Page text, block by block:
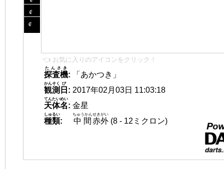
👈 お気に入りのアイコンをクリック！
探査機
たんさき
:
「あかつき」
観測
かんそく
日
び
: 2017年02月03日 11:03:18
天体名
てんたいめい
: 金星
種類
しゅるい
: 中間
ちゅうかん
赤外
せきがい
(8 - 12ミクロン)